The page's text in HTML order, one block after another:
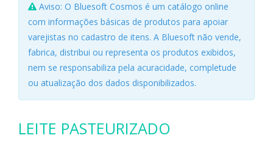
Aviso: O Bluesoft Cosmos é um catálogo online
com informações básicas de produtos para apoiar
varejistas no cadastro de itens. A Bluesoft não vende,
fabrica, distribui ou representa os produtos exibidos,
nem se responsabiliza pela acuracidade, completude
ou atualização dos dados disponibilizados.
LEITE PASTEURIZADO